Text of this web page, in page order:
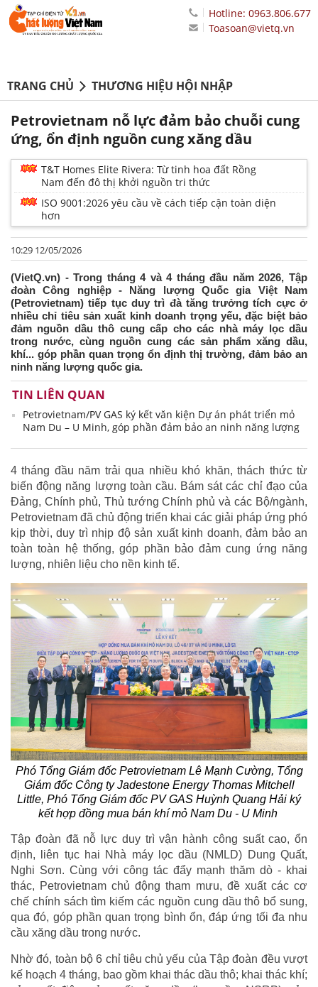
Hotline: 0963.806.677
Toasoan@vietq.vn
TRANG CHỦ THƯƠNG HIỆU HỘI NHẬP
Petrovietnam nỗ lực đảm bảo chuỗi cung
ứng, ổn định nguồn cung xăng dầu
T&T Homes Elite Rivera: Từ tinh hoa đất Rồng
Nam đến đô thị khởi nguồn tri thức
ISO 9001:2026 yêu cầu về cách tiếp cận toàn diện
hơn
10:29 12/05/2026
(VietQ.vn) - Trong tháng 4 và 4 tháng đầu năm 2026, Tập
đoàn Công nghiệp - Năng lượng Quốc gia Việt Nam
(Petrovietnam) tiếp tục duy trì đà tăng trưởng tích cực ở
nhiều chỉ tiêu sản xuất kinh doanh trọng yếu, đặc biệt bảo
đảm nguồn dầu thô cung cấp cho các nhà máy lọc dầu
trong nước, cùng nguồn cung các sản phẩm xăng dầu,
khí... góp phần quan trọng ổn định thị trường, đảm bảo an
ninh năng lượng quốc gia.
TIN LIÊN QUAN
Petrovietnam/PV GAS ký kết văn kiện Dự án phát triển mỏ
Nam Du – U Minh, góp phần đảm bảo an ninh năng lượng
4 tháng đầu năm trải qua nhiều khó khăn, thách thức từ
biến động năng lượng toàn cầu. Bám sát các chỉ đạo của
Đảng, Chính phủ, Thủ tướng Chính phủ và các Bộ/ngành,
Petrovietnam đã chủ động triển khai các giải pháp ứng phó
kịp thời, duy trì nhịp độ sản xuất kinh doanh, đảm bảo an
toàn toàn hệ thống, góp phần bảo đảm cung ứng năng
lượng, nhiên liệu cho nền kinh tế.
Phó Tổng Giám đốc Petrovietnam Lê Mạnh Cường, Tổng
Giám đốc Công ty Jadestone Energy Thomas Mitchell
Little, Phó Tổng Giám đốc PV GAS Huỳnh Quang Hải ký
kết hợp đồng mua bán khí mỏ Nam Du - U Minh
Tập đoàn đã nỗ lực duy trì vận hành công suất cao, ổn
định, liên tục hai Nhà máy lọc dầu (NMLD) Dung Quất,
Nghi Sơn. Cùng với công tác đẩy mạnh thăm dò - khai
thác, Petrovietnam chủ động tham mưu, đề xuất các cơ
chế chính sách tìm kiếm các nguồn cung dầu thô bổ sung,
qua đó, góp phần quan trọng bình ổn, đáp ứng tối đa nhu
cầu xăng dầu trong nước.
Nhờ đó, toàn bộ 6 chỉ tiêu chủ yếu của Tập đoàn đều vượt
kế hoạch 4 tháng, bao gồm khai thác dầu thô; khai thác khí;